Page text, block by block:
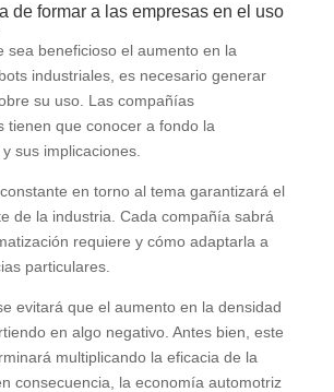
de formar a las empresas en el uso
sea beneficioso el aumento en la
industriales, es necesario generar
su uso. Las compañías
tienen que conocer a fondo la
sus implicaciones.
en torno al tema garantizará el
de la industria. Cada compañía sabrá
requiere y cómo adaptarla a
particulares.
evitará que el aumento en la densidad
en algo negativo. Antes bien, este
multiplicando la eficacia de la
consecuencia, la economía automotriz